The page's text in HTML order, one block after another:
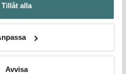
på upp till flera meter
att aktivt skanna den för
personliga uppgifter
ditt samtycke när som
Tillåt alla
Avvisa
av våra kunder